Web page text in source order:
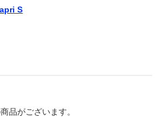
S
品がございます。